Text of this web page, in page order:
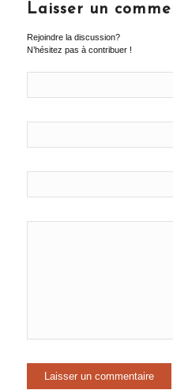
Laisser un
Rejoindre la discussion?
N’hésitez pas à contribuer !